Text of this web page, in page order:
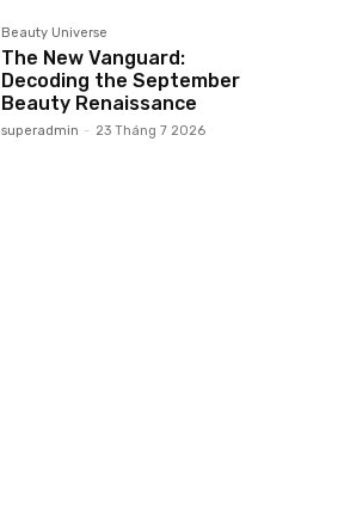
Beauty Universe
The New Vanguard:
Decoding the September
Beauty Renaissance
superadmin - 23 Tháng 7 2026